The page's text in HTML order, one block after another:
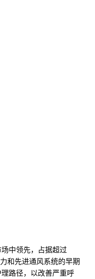
中领先，占据超过
和先进通风系统的早期
路径，以改善严重呼